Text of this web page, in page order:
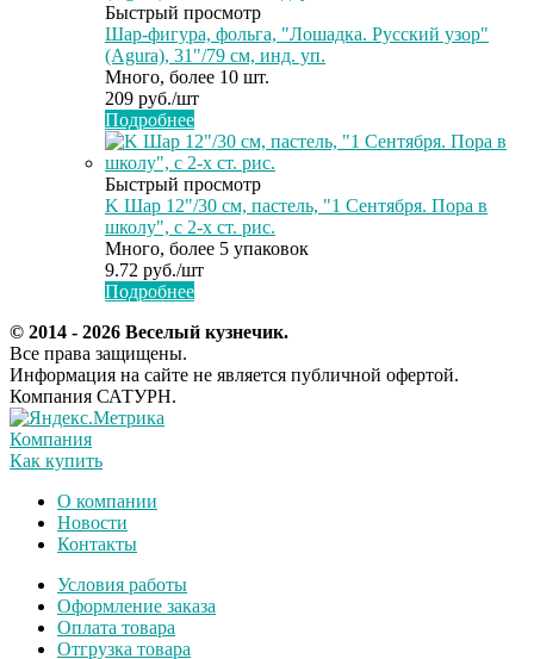
Быстрый просмотр
Шар-фигура, фольга, "Лошадка. Русский узор"
(Agura), 31"/79 см, инд. уп.
Много, более 10 шт.
209 руб./шт
Подробнее
Быстрый просмотр
K Шар 12"/30 см, пастель, "1 Сентября. Пора в
школу", с 2-х ст. рис.
Много, более 5 упаковок
9.72 руб./шт
Подробнее
© 2014 - 2026 Веселый кузнечик.
Все права защищены.
Информация на сайте не является публичной офертой.
Компания САТУРН.
Компания
Как купить
О компании
Новости
Контакты
Условия работы
Оформление заказа
Оплата товара
Отгрузка товара